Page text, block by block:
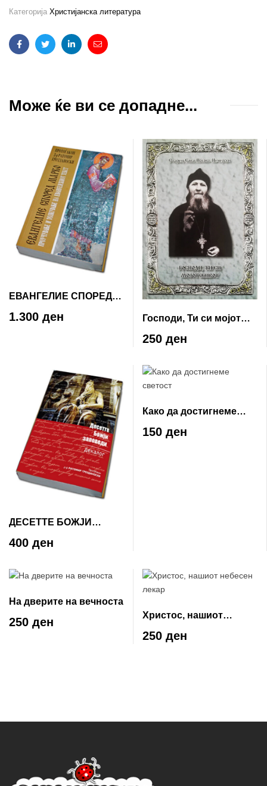
Категорија Христијанска литература
FacebookTwitterLinkedinEmail
Може ќе ви се допадне...
ЕВАНГЕЛИЕ СПОРЕД
МАРКО (проучување и
толкување на
1.300 ден
Господи, Ти си мојот
живот
250 ден
ДЕСЕТТЕ БОЖЈИ
ЗАПОВЕДИ – ДЕКАЛОГ
400 ден
Како да достигнеме
светост
150 ден
На дверите на вечноста
250 ден
Христос, нашиот
небесен лекар
250 ден